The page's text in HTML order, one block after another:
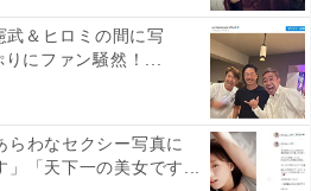
武＆ヒロミの間に写
りにファン騒然！...
らわなセクシー写真に
」「天下一の美女です...